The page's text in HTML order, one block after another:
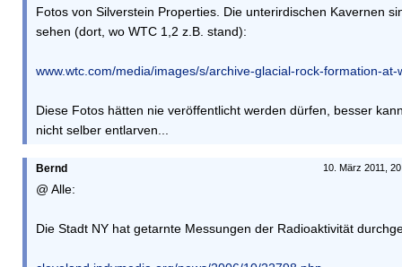
Fotos von Silverstein Properties. Die unterirdischen Kavernen
sehen (dort, wo WTC 1,2 z.B. stand):
www.wtc.com/media/images/s/archive-glacial-rock-formation-at-
Diese Fotos hätten nie veröffentlicht werden dürfen, besser
nicht selber entlarven...
10. März 2011,
Bernd
@ Alle:
Die Stadt NY hat getarnte Messungen der Radioaktivität